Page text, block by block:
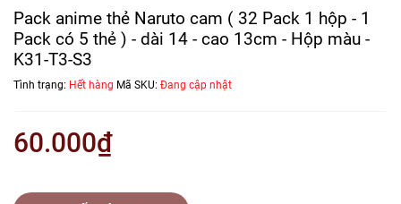
Pack anime thẻ Naruto cam ( 32 Pack 1 hộp - 1
Pack có 5 thẻ ) - dài 14 - cao 13cm - Hộp màu -
K31-T3-S3
Tình trạng: Hết hàng Mã SKU: Đang cập nhật
60.000₫